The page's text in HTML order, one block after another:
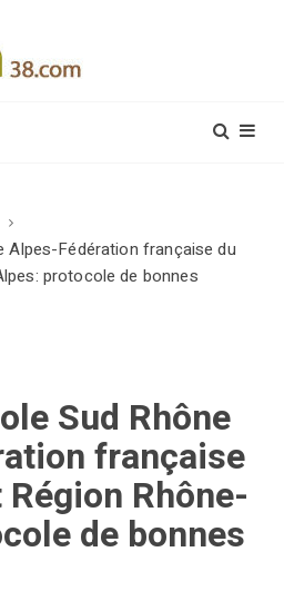
Alpes-Fédération française du
protocole de bonnes
Sud Rhône
française
Rhône-
de bonnes